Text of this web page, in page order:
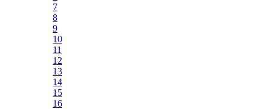
7
8
9
10
11
12
13
14
15
16